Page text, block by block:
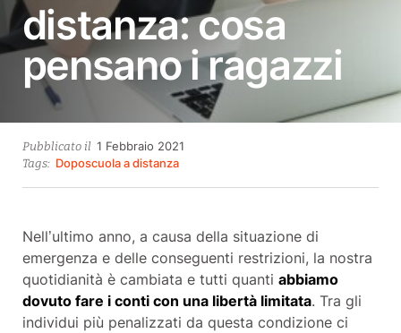
distanza: cosa
pensano i ragazzi
Pubblicato il 1 Febbraio 2021
Tags: Doposcuola a distanza
Nell’ultimo anno, a causa della situazione di
emergenza e delle conseguenti restrizioni, la nostra
quotidianità è cambiata e tutti quanti abbiamo
dovuto fare i conti con una libertà limitata. Tra gli
individui più penalizzati da questa condizione ci